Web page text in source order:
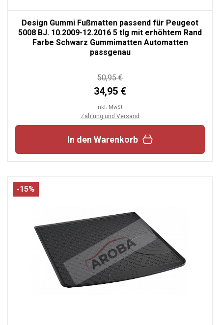
Design Gummi Fußmatten passend für Peugeot
5008 BJ. 10.2009-12.2016 5 tlg mit erhöhtem Rand
Farbe Schwarz Gummimatten Automatten
passgenau
50,95 €
34,95 €
inkl. MwSt.
Zahlung und Versand
In den Warenkorb
-15%